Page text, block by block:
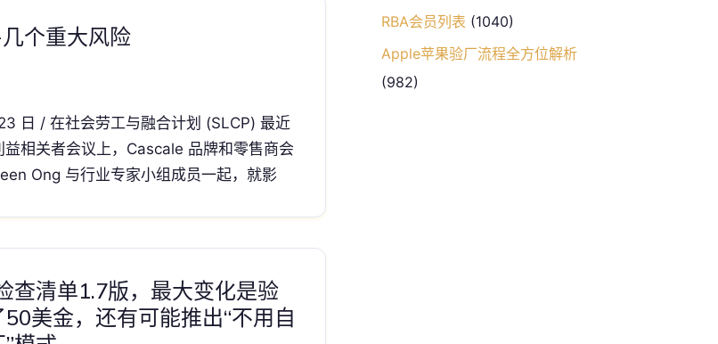
个重大风险
日 / 在社会劳工与融合计划 (SLCP) 最近
益相关者会议上，Cascale 品牌和零售商会
Ong 与行业专家小组成员一起，就影
查清单1.7版，最大变化是验
美金，还有可能推出“不用自
RBA会员列表 (1040)
Apple苹果验厂流程全方位解析
(982)